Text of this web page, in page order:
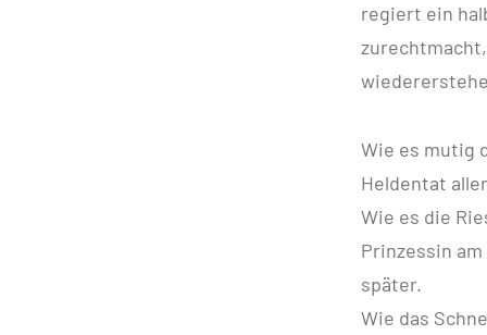
regiert ein
Wie es mutig
Heldentat
Wie es die
Prinzessin
später.
Wie das